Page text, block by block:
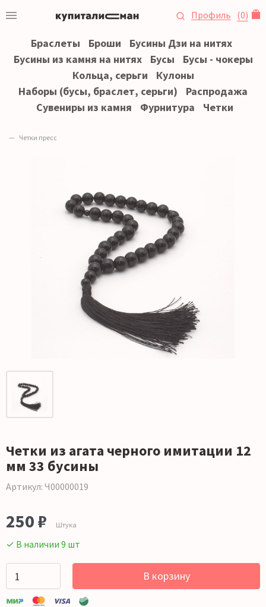
Профиль (0)
Браслеты Броши
Бусины Дзи на нитях
Бусины из камня на нитях
Бусы
Бусы - чокеры
Кольца, серьги
Кулоны
Наборы (бусы, браслет, серьги)
Распродажа
Сувениры из камня
Фурнитура Четки
Четки пресс
Четки из агата черного имитации 12
мм 33 бусины
Артикул: Ч00000019
250 ₽ Штука
✓ В наличии 9 шт
В корзину